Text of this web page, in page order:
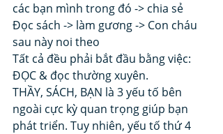
các bạn mình trong đó -> chia sẻ
Đọc sách -> làm gương -> Con cháu
sau này noi theo
Tất cả đều phải bắt đầu bằng việc:
ĐỌC & đọc thường xuyên.
THẦY, SÁCH, BẠN là 3 yếu tố bên
ngoài cực kỳ quan trọng giúp bạn
phát triển. Tuy nhiên, yếu tố thứ 4